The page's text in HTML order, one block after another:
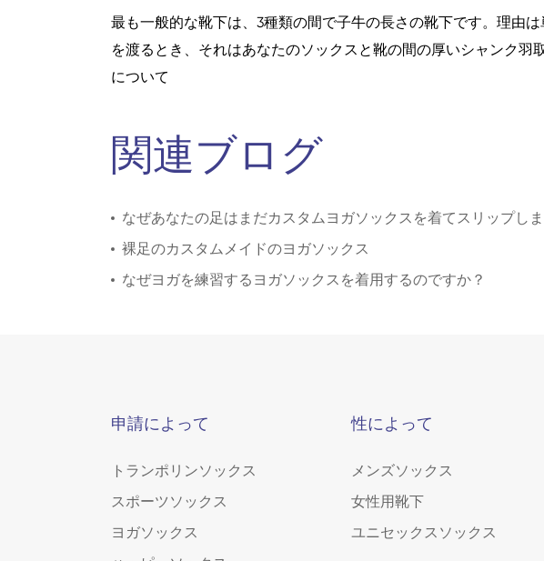
最も一般的な靴下は、3種類の間で子牛の長さの靴下です。理由
を渡るとき、それはあなたのソックスと靴の間の厚いシャンク羽
について
関連ブログ
なぜあなたの足はまだカスタムヨガソックスを着てスリップし
裸足のカスタムメイドのヨガソックス
なぜヨガを練習するヨガソックスを着用するのですか？
申請によって
トランポリンソックス
スポーツソックス
ヨガソックス
性によって
メンズソックス
女性用靴下
ユニセックスソックス